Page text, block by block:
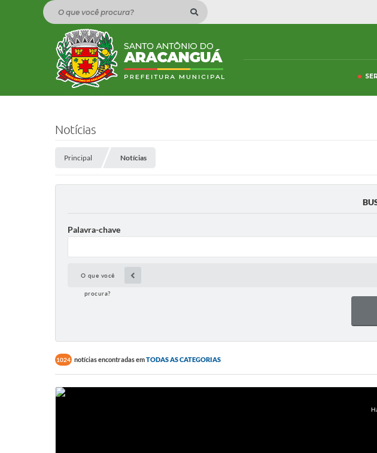
O que você procura?
Notícias
Principal Notícias
Palavra-chave
O que você
procura?
1024 notícias encontradas emTODAS AS CATEGORIAS